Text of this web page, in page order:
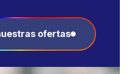
ofertas